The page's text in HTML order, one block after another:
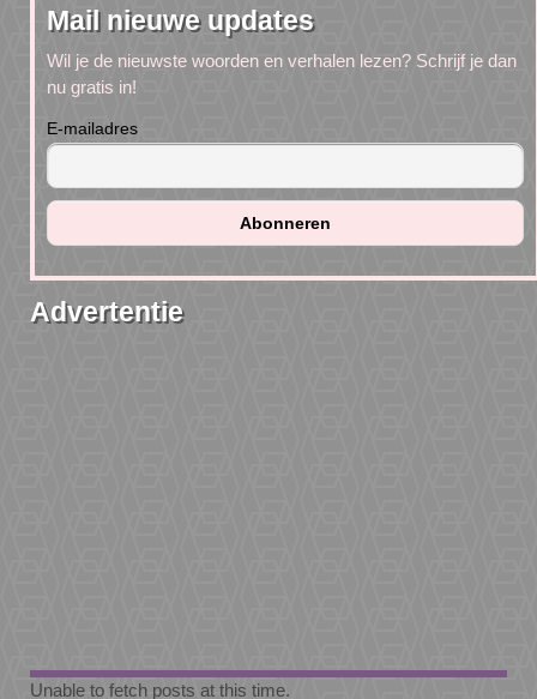
Mail nieuwe updates
Wil je de nieuwste woorden en verhalen lezen? Schrijf je dan
nu gratis in!
E-mailadres
Advertentie
Unable to fetch posts at this time.